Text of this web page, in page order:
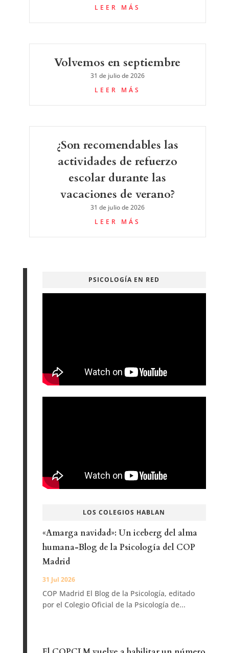
LEER MÁS
Volvemos en septiembre
31 de julio de 2026
LEER MÁS
¿Son recomendables las
actividades de refuerzo
escolar durante las
vacaciones de verano?
31 de julio de 2026
LEER MÁS
PSICOLOGÍA EN RED
LOS COLEGIOS HABLAN
«Amarga navidad»: Un iceberg del alma
humana-Blog de la Psicología del COP
Madrid
31 Jul 2026
COP Madrid El Blog de la Psicología, editado
por el Colegio Oficial de la Psicología de...